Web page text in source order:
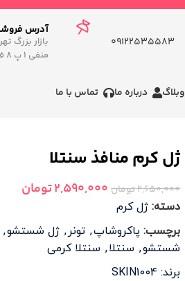
09122535583
آدرس
منفی ۱ پ ۸ فروشگاه پاکروشاپ
وبلاگ درباره ما تماس با ما
ژل کرم منافذ سنتلا
2,650,000تومان 2,590,000تومان
دسته: ژل کرم
برچسب: پاکروشاپ, تونر , ژل شستشو,
شستشو, سنتلا, سنتلا کرمی
برند: SKIN1004